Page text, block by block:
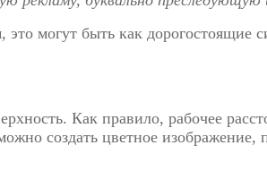
могут быть как дорогостоящие
Как правило, рабочее
создать цветное